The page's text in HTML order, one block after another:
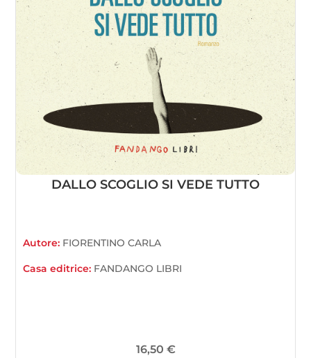
DALLO SCOGLIO SI VEDE TUTTO
Autore: FIORENTINO CARLA
Casa editrice: FANDANGO LIBRI
16,50 €